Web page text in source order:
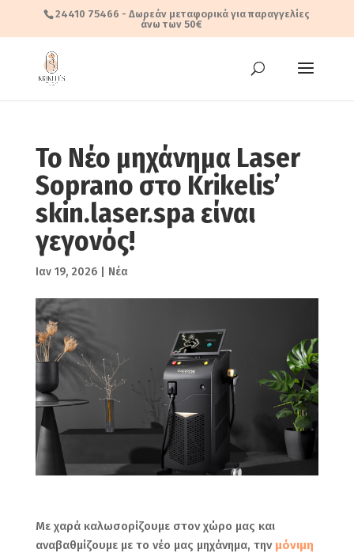
24410 75466 - Δωρεάν μεταφορικά για παραγγελίες
άνω των 50€
Το Νέο μηχάνημα Laser
Soprano στο Krikelis’
skin.laser.spa είναι
γεγονός!
Ιαν 19, 2026| Νέα
Με χαρά καλωσορίζουμε στον χώρο μας και
αναβαθμίζουμε με το νέο μας μηχάνημα, την μόνιμη